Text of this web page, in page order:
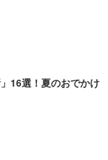
16選！夏のおでかけ